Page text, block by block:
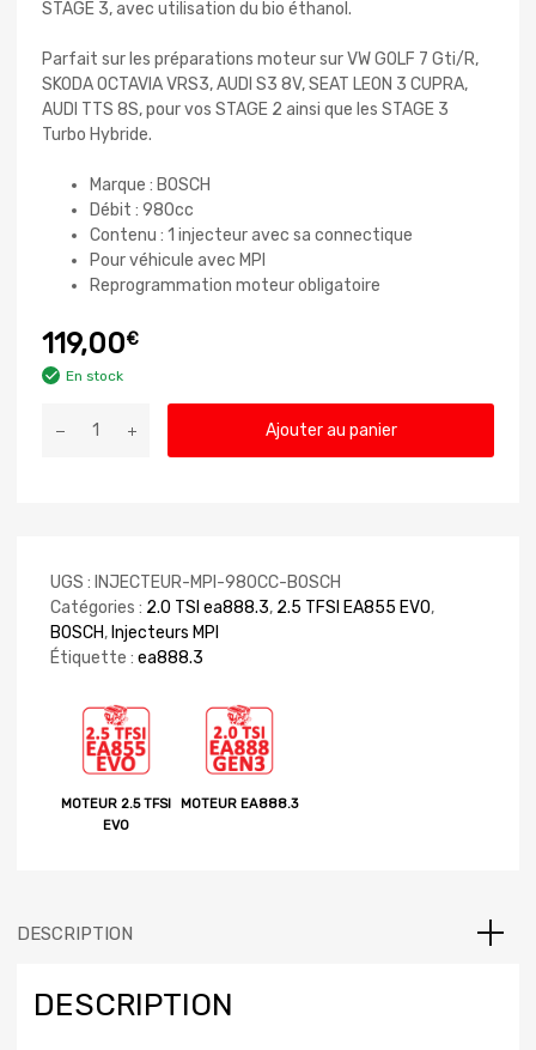
STAGE 3, avec utilisation du bio éthanol.
Parfait sur les préparations moteur sur VW GOLF 7 Gti/R,
SKODA OCTAVIA VRS3, AUDI S3 8V, SEAT LEON 3 CUPRA,
AUDI TTS 8S, pour vos STAGE 2 ainsi que les STAGE 3
Turbo Hybride.
Marque : BOSCH
Débit : 980cc
Contenu : 1 injecteur avec sa connectique
Pour véhicule avec MPI
Reprogrammation moteur obligatoire
119,00€
En stock
Ajouter au panier
UGS : INJECTEUR-MPI-980CC-BOSCH
Catégories : 2.0 TSI ea888.3, 2.5 TFSI EA855 EVO,
BOSCH, Injecteurs MPI
Étiquette : ea888.3
MOTEUR 2.5 TFSI
EVO
MOTEUR EA888.3
DESCRIPTION
DESCRIPTION